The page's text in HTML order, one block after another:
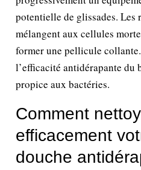
potentielle de glissades. Les
mélangent aux cellules
former une pellicule
l’efficacité antidérapante du
propice aux bactéries.
Comment
efficacement
douche